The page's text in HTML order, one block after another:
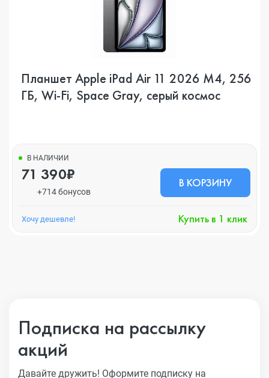
Планшет Apple iPad Air 11 2026 M4, 256
ГБ, Wi-Fi, Space Gray, серый космос
В НАЛИЧИИ
71 390₽
+714 бонусов
В КОРЗИНУ
Хочу дешевле! Купить в 1 клик
Подписка на рассылку
акций
Давайте дружить! Оформите подписку на